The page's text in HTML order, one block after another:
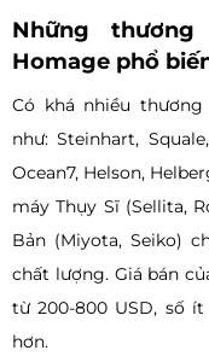
Những
Homage phổ
Có khá nhiều
như: Steinhart,
Ocean7, Helson,
máy Thụy Sĩ (Sellita,
Bản (Miyota, Seiko)
chất lượng. Giá bán
từ 200-800 USD, số
hơn.